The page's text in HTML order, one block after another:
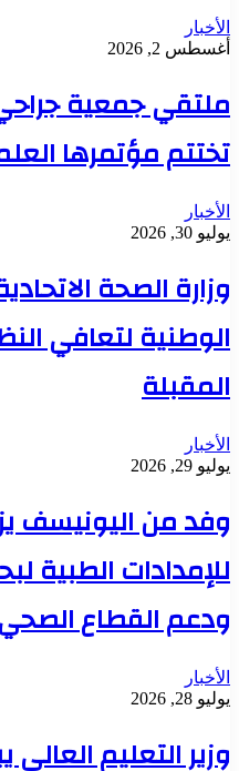
الأخبار
أغسطس 2, 2026
ملتقي جمعية
تختتم مؤتمرها
الأخبار
يوليو 30, 2026
وزارة الصحة
الوطنية لتعافي
المقبلة
الأخبار
يوليو 29, 2026
وفد من اليونيسف
للإمدادات الطبية
ودعم القطاع الصحي
الأخبار
يوليو 28, 2026
وزير التعليم